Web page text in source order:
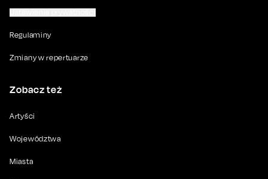
Regulaminy
Zmiany w repertuarze
Zobacz też
Artyści
Województwa
Miasta